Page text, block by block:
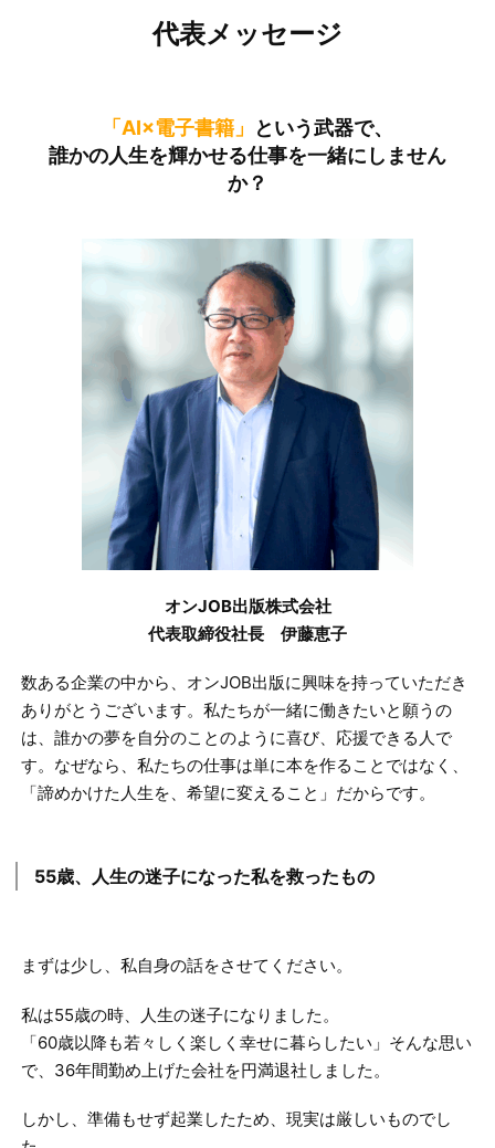
代表メッセージ
「AI×電子書籍」
という武器で、
誰かの人生を輝かせる仕事を一緒にしません
か？
オンJOB出版株式会社
代表取締役社長 伊藤恵子
数ある企業の中から、オンJOB出版に興味を持っていただき
ありがとうございます。 私たちが一緒に働きたいと願うの
は、誰かの夢を自分のことのように喜び、応援できる人で
す。 なぜなら、私たちの仕事は単に本を作ることではなく、
「諦めかけた人生を、希望に変えること」だからです。
55歳、人生の迷子になった私を救ったもの
まずは少し、私自身の話をさせてください。
私は55歳の時、人生の迷子になりました。
「60歳以降も若々しく楽しく幸せに暮らしたい」そんな思い
で、36年間勤め上げた会社を円満退社しました。
しかし、準備もせず起業したため、現実は厳しいものでし